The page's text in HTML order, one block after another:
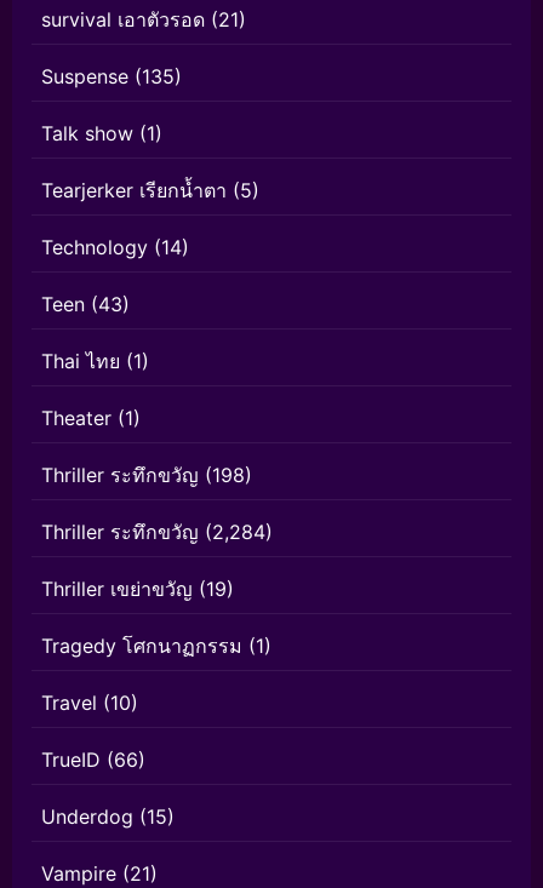
survival เอาตัวรอด (21)
Suspense (135)
Talk show (1)
Tearjerker เรียกน้ำตา (5)
Technology (14)
Teen (43)
Thai ไทย (1)
Theater (1)
Thriller ระทึกขวัญ (198)
Thriller ระทึกขวัญ (2,284)
Thriller เขย่าขวัญ (19)
Tragedy โศกนาฏกรรม (1)
Travel (10)
TrueID (66)
Underdog (15)
Vampire (21)